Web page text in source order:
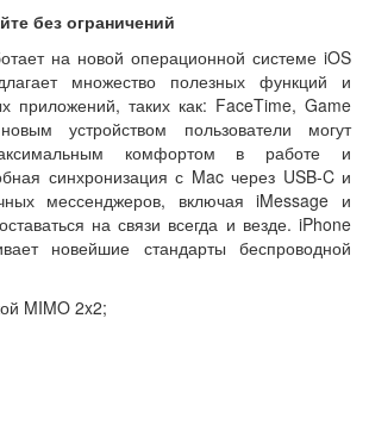
без ограничений
на новой операционной системе iOS
множество полезных функций и
приложений, таких как: FaceTime, Game
устройством пользователи могут
комфортом в работе и
синхронизация с Mac через USB-C и
мессенджеров, включая iMessage и
на связи всегда и везде. iPhone
новейшие стандарты беспроводной
MIMO 2x2;